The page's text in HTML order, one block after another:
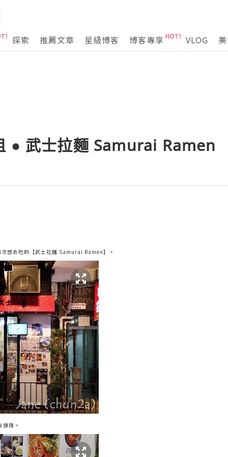
探索 推薦文章 星級博客 博客專享 VLOG
● 武士拉麵 Samurai Ramen
想去吃的【武士拉麵 Samurai Ramen】。
隊。